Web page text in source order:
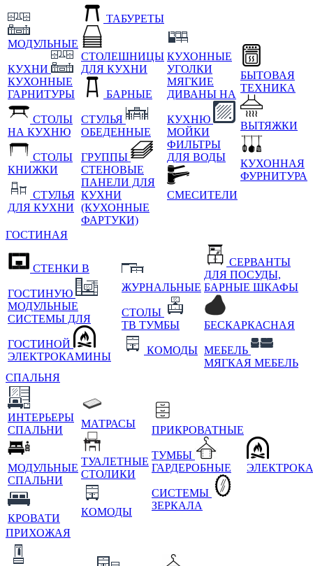
МОДУЛЬНЫЕ
КУХНИ
КУХОННЫЕ
ГАРНИТУРЫ
СТОЛЫ
НА КУХНЮ
СТОЛЫ
КНИЖКИ
СТУЛЬЯ
ДЛЯ КУХНИ
ТАБУРЕТЫ
СТОЛЕШНИЦЫ
ДЛЯ КУХНИ
БАРНЫЕ
СТУЛЬЯ
ОБЕДЕННЫЕ
ГРУППЫ
СТЕНОВЫЕ
ПАНЕЛИ ДЛЯ
КУХНИ
(КУХОННЫЕ
ФАРТУКИ)
КУХОННЫЕ
УГОЛКИ
МЯГКИЕ
ДИВАНЫ НА
КУХНЮ
МОЙКИ
ФИЛЬТРЫ
ДЛЯ ВОДЫ
СМЕСИТЕЛИ
БЫТОВАЯ
ТЕХНИКА
ВЫТЯЖКИ
КУХОННАЯ
ФУРНИТУРА
ГОСТИНАЯ
СТЕНКИ В
ГОСТИНУЮ
МОДУЛЬНЫЕ
СИСТЕМЫ ДЛЯ
ГОСТИНОЙ
ЭЛЕКТРОКАМИНЫ
ЖУРНАЛЬНЫЕ
СТОЛЫ
ТВ ТУМБЫ
КОМОДЫ
СЕРВАНТЫ
ДЛЯ ПОСУДЫ,
БАРНЫЕ ШКАФЫ
БЕСКАРКАСНАЯ
МЕБЕЛЬ
МЯГКАЯ МЕБЕЛЬ
СПАЛЬНЯ
ИНТЕРЬЕРЫ
СПАЛЬНИ
МОДУЛЬНЫЕ
СПАЛЬНИ
КРОВАТИ
МАТРАСЫ
ТУАЛЕТНЫЕ
СТОЛИКИ
КОМОДЫ
ПРИКРОВАТНЫЕ
ТУМБЫ
ГАРДЕРОБНЫЕ
СИСТЕМЫ
ЗЕРКАЛА
ПРИХОЖАЯ